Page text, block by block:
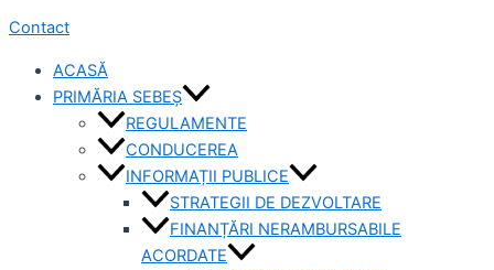
Contact
ACASĂ
PRIMĂRIA SEBEȘ
REGULAMENTE
CONDUCEREA
INFORMAȚII PUBLICE
STRATEGII DE DEZVOLTARE
FINANȚĂRI NERAMBURSABILE
ACORDATE